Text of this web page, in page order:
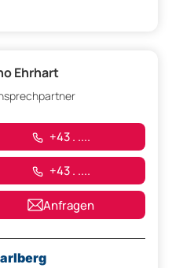
Ehrhart
+43 . ....
+43 . ....
Anfragen